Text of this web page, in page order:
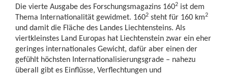
Die vierte Ausgabe des Forschungsmagazins 1602 ist dem
Thema Internationalität gewidmet. 1602 steht für 160 km2
und damit die Fläche des Landes Liechtensteins. Als
viertkleinstes Land Europas hat Liechtenstein zwar ein eher
geringes internationales Gewicht, dafür aber einen der
gefühlt höchsten Internationalisierungsgrade – nahezu
überall gibt es Einflüsse, Verflechtungen und